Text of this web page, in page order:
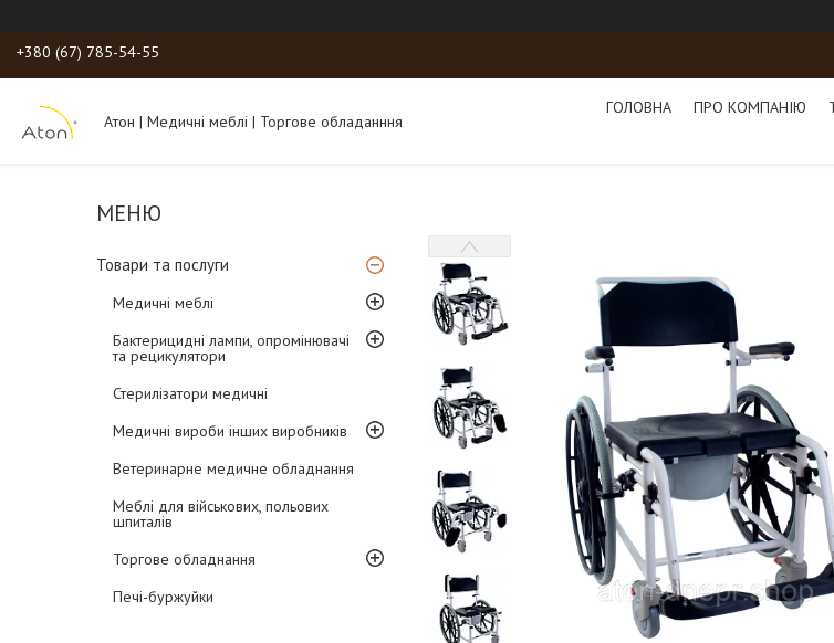
+380 (67) 785-54-55
Атон | Медичні меблі | Торгове обладанння
ГОЛОВНА ПРО КОМПАНІЮ
Товари та послуги
Медичні меблі
Бактерицидні лампи, опромінювачі
та рецикулятори
Стерилізатори медичні
Медичні вироби інших виробників
Ветеринарне медичне обладнання
Меблі для військових, польових
шпиталів
Торгове обладнання
Печі-буржуйки